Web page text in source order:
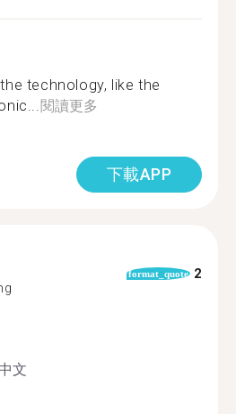
technology, like the
閱讀更多
下載APP
format_quote 2
文